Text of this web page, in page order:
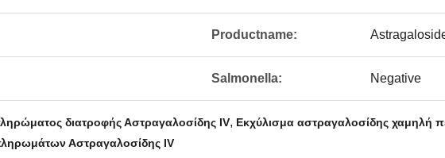
Productname:
Salmonella: Negative
διατροφής Αστραγαλοσίδης IV, Εκχύλισμα αστραγαλοσίδης χαμηλή
Αστραγαλοσίδης IV